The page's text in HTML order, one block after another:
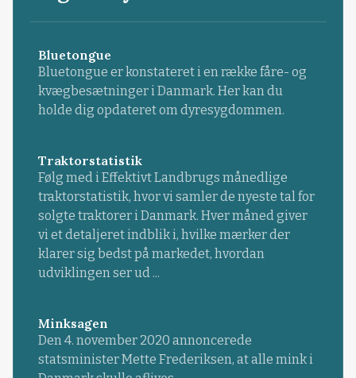
Bluetongue
Bluetongue er konstateret i en række fåre- og
kvægbesætninger i Danmark. Her kan du
holde dig opdateret om dyresygdommen.
Traktorstatistik
Følg med i Effektivt Landbrugs månedlige
traktorstatistik, hvor vi samler de nyeste tal for
solgte traktorer i Danmark. Hver måned giver
vi et detaljeret indblik i, hvilke mærker der
klarer sig bedst på markedet, hvordan
udviklingen ser ud ...
Minksagen
Den 4. november 2020 annoncerede
statsminister Mette Frederiksen, at alle mink i